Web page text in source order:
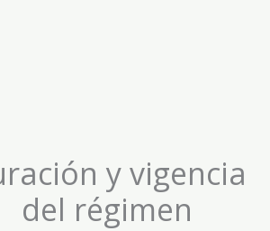
y vigencia
del régimen